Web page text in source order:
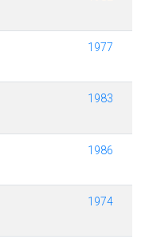
1977
1983
1986
1974